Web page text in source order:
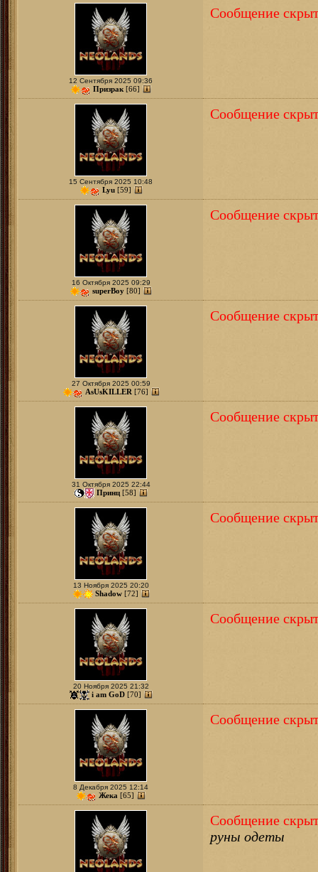
12 Сентября 2025 09:36
Призрак [66]
Сообщение
15 Сентября 2025 10:48
Lyu [59]
Сообщение
16 Октября 2025 09:29
superBoy [80]
Сообщение
27 Октября 2025 00:59
AsUsKILLER [76]
Сообщение
31 Октября 2025 22:44
Принц [58]
Сообщение
13 Ноября 2025 20:20
Shadow [72]
Сообщение
20 Ноября 2025 21:32
i am GoD [70]
Сообщение
8 Декабря 2025 12:14
Жека [65]
Сообщение
Сообщение
руны одеты